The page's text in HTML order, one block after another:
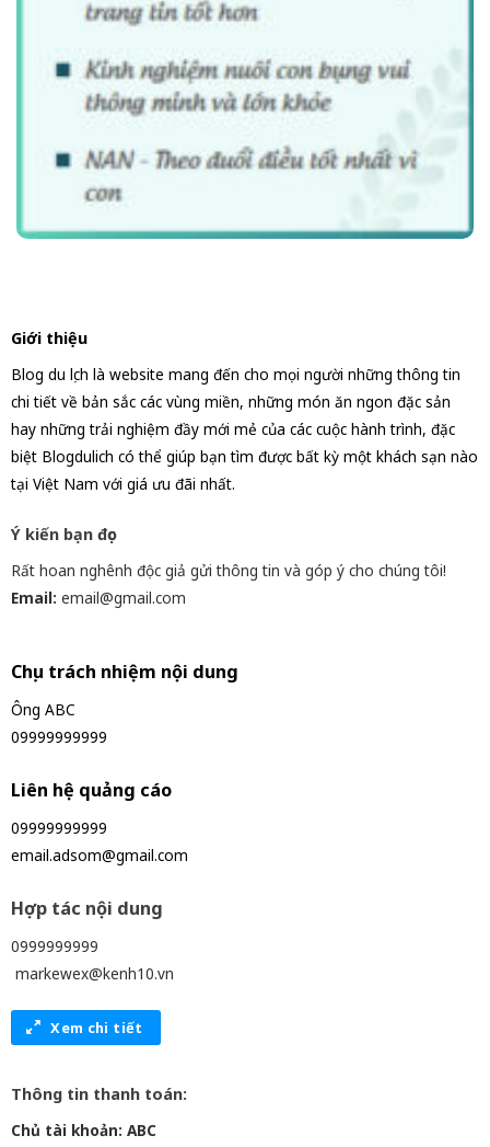
Giới thiệu
Blog du lịch là website mang đến cho mọi người những thông tin
chi tiết về bản sắc các vùng miền, những món ăn ngon đặc sản
hay những trải nghiệm đầy mới mẻ của các cuộc hành trình, đặc
biệt Blogdulich có thể giúp bạn tìm được bất kỳ một khách sạn nào
tại Việt Nam với giá ưu đãi nhất.
Ý kiến bạn đọc
Rất hoan nghênh độc giả gửi thông tin và góp ý cho chúng tôi!
Email: email@gmail.com
Chịu trách nhiệm nội dung
Ông ABC
09999999999
Liên hệ quảng cáo
09999999999
email.adsom@gmail.com
Hợp tác nội dung
0999999999
markewex@kenh10.vn
Xem chi tiết
Thông tin thanh toán:
Chủ tài khoản: ABC